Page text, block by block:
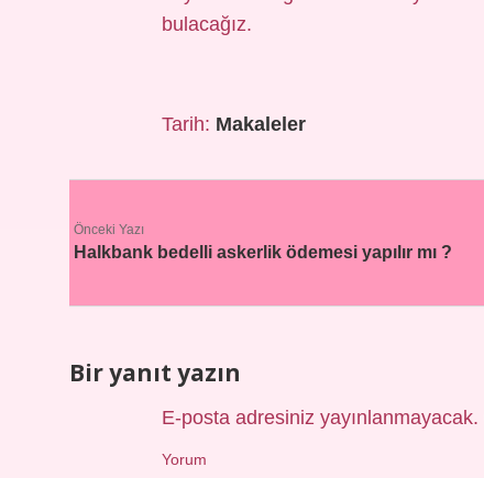
bulacağız.
Tarih: Makaleler
Önceki Yazı
Halkbank bedelli askerlik ödemesi yapılır mı ?
Bir yanıt yazın
E-posta adresiniz yayınlanmayacak.
Yorum